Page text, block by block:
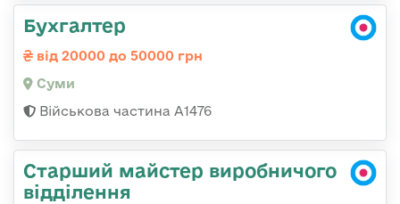
Бухгалтер
від 20000 до 50000 грн
Суми
Військова частина А1476
Старший майстер виробничого
відділення